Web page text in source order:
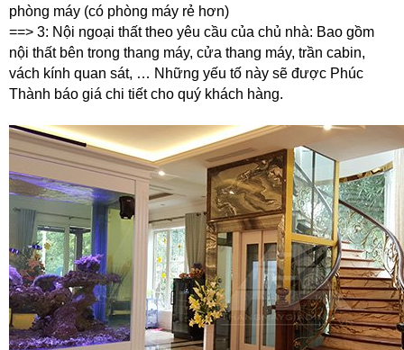
phòng máy (có phòng máy rẻ hơn)
==> 3: Nội ngoại thất theo yêu cầu của chủ nhà: Bao gồm
nội thất bên trong thang máy, cửa thang máy, trần cabin,
vách kính quan sát, … Những yếu tố này sẽ được Phúc
Thành báo giá chi tiết cho quý khách hàng.